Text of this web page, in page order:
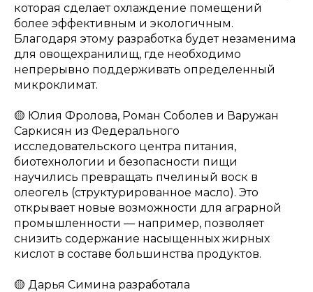
которая сделает охлаждение помещений
более эффективным и экологичным.
Благодаря этому разработка будет незаменима
для овощехранилищ, где необходимо
непрерывно поддерживать определенный
микроклимат.
🟡 Юлия Фролова, Роман Соболев и Варужан
Саркисян из Федерального
исследовательского центра питания,
биотехнологии и безопасности пищи
научились превращать пчелиный воск в
олеогель (структурированное масло). Это
открывает новые возможности для аграрной
промышленности — например, позволяет
снизить содержание насыщенных жирных
кислот в составе большинства продуктов.
🟡 Дарья Симина разработала